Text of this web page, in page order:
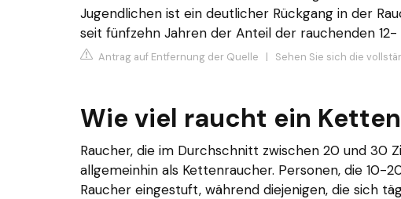
Jugendlichen ist ein deutlicher Rückgang in der
seit fünfzehn Jahren der Anteil der rauchenden
Antrag auf Entfernung der Quelle | Sehen Sie sich die
Wie viel raucht ein
Raucher, die im Durchschnitt zwischen 20 und 30
allgemeinhin als Kettenraucher. Personen, die 10-
Raucher eingestuft, während diejenigen, die sich